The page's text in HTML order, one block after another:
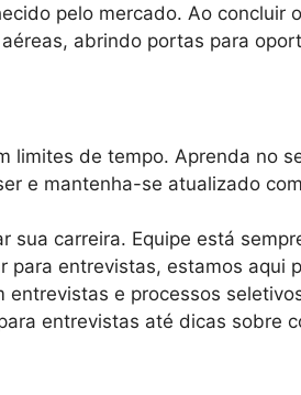
pelo mercado. Ao concluir
abrindo portas para
limites de tempo. Aprenda no
e mantenha-se atualizado
sua carreira. Equipe está
entrevistas, estamos aqui
e processos
entrevistas até dicas sobre